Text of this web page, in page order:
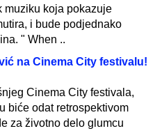
muziku koja pokazuje
i bude podjednako
" When ..
na Cinema City festivalu!
Cinema City festivala,
biće odat retrospektivom
za životno delo glumcu